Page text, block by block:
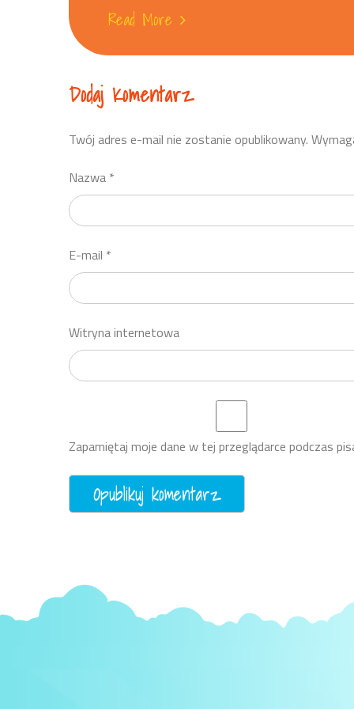
Read More
Dodaj Komentarz
Twój adres e-mail nie zostanie opublikowany.
Nazwa *
E-mail *
Witryna internetowa
Zapamiętaj moje dane w tej przeglądarce podczas